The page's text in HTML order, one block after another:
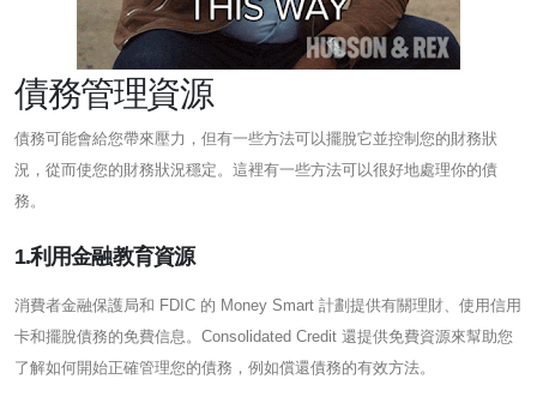
債務管理資源
債務可能會給您帶來壓力，但有一些方法可以擺脫它並控制您的財務狀
況，從而使您的財務狀況穩定。這裡有一些方法可以很好地處理你的債
務。
1.利用金融教育資源
消費者金融保護局和 FDIC 的 Money Smart 計劃提供有關理財、使用信用
卡和擺脫債務的免費信息。Consolidated Credit 還提供免費資源來幫助您
了解如何開始正確管理您的債務，例如償還債務的有效方法。